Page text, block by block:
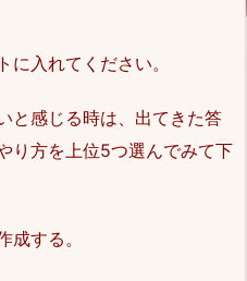
入れてください。
と感じる時は、出てきた答
り方を上位5つ選んでみて下
する。